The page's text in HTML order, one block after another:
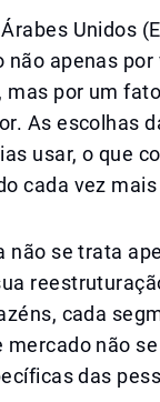
Unidos
não apenas
mas por um
As escolhas
usar, o que
cada vez
não se trata
cada
mercado não
das